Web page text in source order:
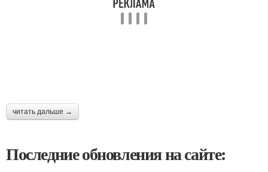
читать дальше →
Последние обновления на сайте: